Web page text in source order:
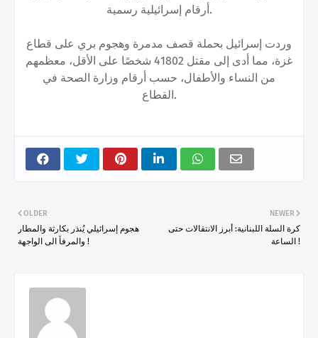
أرقام إسرائيلية رسمية.
وردت إسرائيل بحملة قصف مدمرة وهجوم بري على قطاع
غزة، مما أدى إلى مقتل 41802 شخصًا على الأقل، معظمهم
من النساء والأطفال، حسب أرقام وزارة الصحة في
القطاع.
NEWER
كرة السلة اللبنانية: أبرز الانتقالات حتى
الساعة !
OLDER
هجوم إسرائيلي يُنذر بكارثة والمطار
والمرفأ الى الواجهة !